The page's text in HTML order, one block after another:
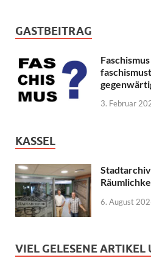
GASTBEITRAG
3. Februar
KASSEL
6. August
VIEL GELESENE ARTIKEL